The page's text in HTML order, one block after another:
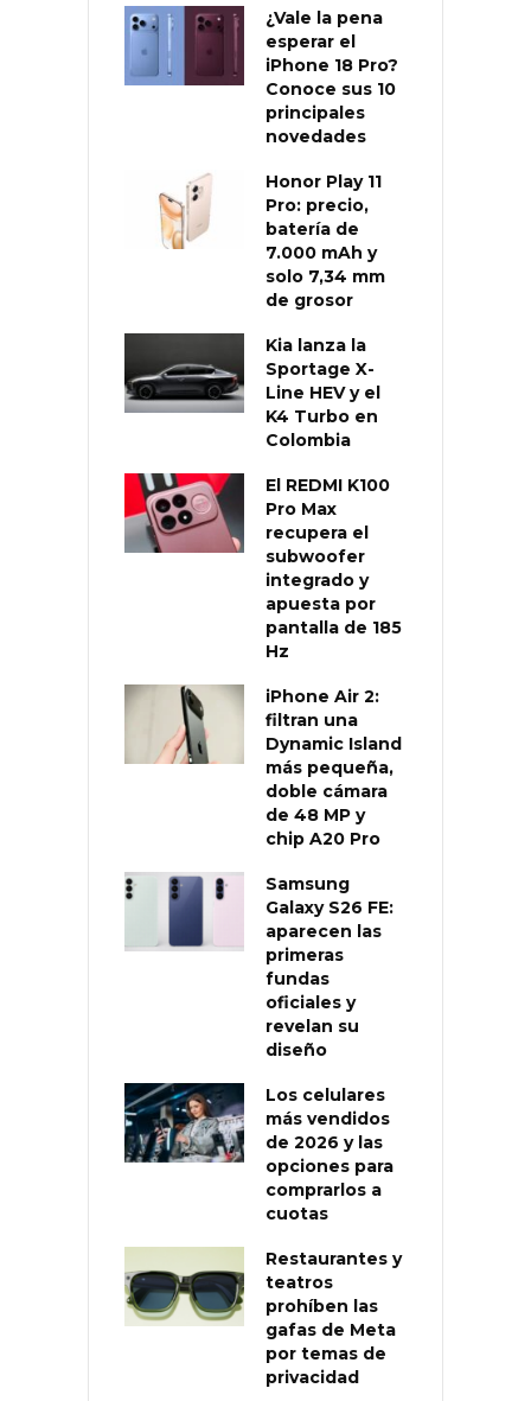
¿Vale la pena
esperar el
iPhone 18 Pro?
Conoce sus 10
principales
novedades
Honor Play 11
Pro: precio,
batería de
7.000 mAh y
solo 7,34 mm
de grosor
Kia lanza la
Sportage X-
Line HEV y el
K4 Turbo en
Colombia
El REDMI K100
Pro Max
recupera el
subwoofer
integrado y
apuesta por
pantalla de 185
Hz
iPhone Air 2:
filtran una
Dynamic Island
más pequeña,
doble cámara
de 48 MP y
chip A20 Pro
Samsung
Galaxy S26 FE:
aparecen las
primeras
fundas
oficiales y
revelan su
diseño
Los celulares
más vendidos
de 2026 y las
opciones para
comprarlos a
cuotas
Restaurantes y
teatros
prohíben las
gafas de Meta
por temas de
privacidad